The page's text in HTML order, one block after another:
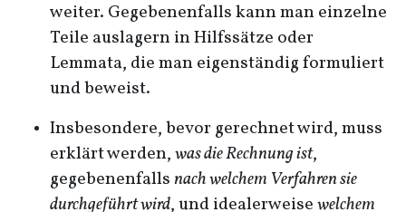
weiter. Gegebenenfalls kann man einzelne
Teile auslagern in Hilfssätze oder
Lemmata, die man eigenständig formuliert
und beweist.
Insbesondere, bevor gerechnet wird, muss
erklärt werden,was die Rechnung ist,
gegebenenfalls nach welchem Verfahren sie
durchgeführt wird, und idealerweisewelchem